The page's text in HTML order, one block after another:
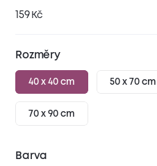
159 Kč
Rozměry
40 x 40 cm 50 x 70 cm
70 x 90 cm
Barva